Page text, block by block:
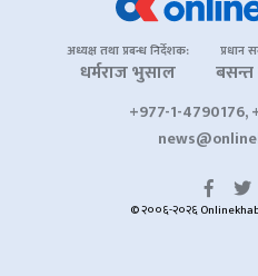
अध्यक्ष तथा प्रबन्ध निर्देशक:
धर्मराज भुसाल
प्रधान
+977-1-4790176,
© २००६-२०२६